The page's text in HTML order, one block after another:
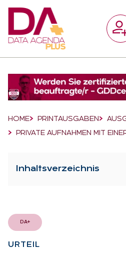
Breadcrumb-Navigation
HOME PRINTAUSGABEN
PRIVATE AUFNAHMEN MIT
Inhaltsverzeichnis
DA+
UR­TEIL